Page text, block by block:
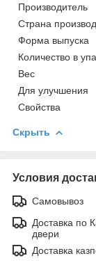
Производитель
Страна
Форма выпуска
Количество в
Вес
Для улучшения
Свойства
Скрыть
Условия
Самовывоз
Доставка по
двери
Доставка